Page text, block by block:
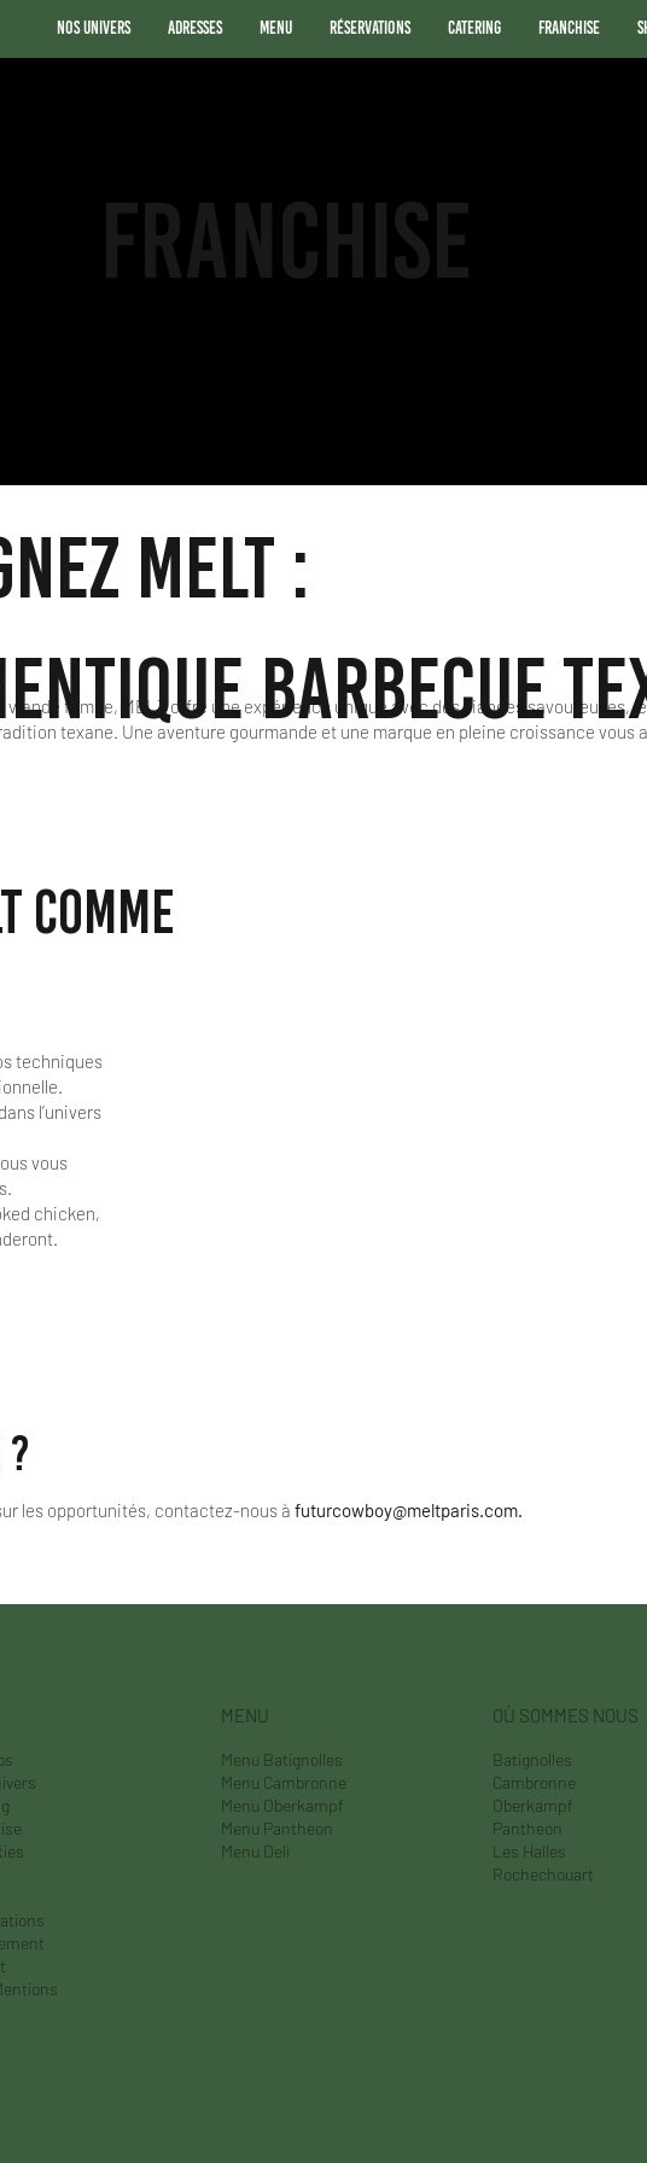
Nos Univers Adresses Menu Réservations Catering Franchise
MELT :
barbecue
viande fumée, MELT offre une expérience unique avec des viandes savoureuses,
texane. Une aventure gourmande et une marque en pleine croissance vous
comme
techniques
l’univers
vous
chicken,
FRANCHISE
les opportunités, contactez-nous à futurcowboy@meltparis.com.
MENU
Menu Batignolles
Menu Cambronne
Menu Oberkampf
Menu Pantheon
Menu Deli
OÙ SOMMES NOUS
Batignolles
Cambronne
Oberkampf
Pantheon
Les Halles
Rochechouart